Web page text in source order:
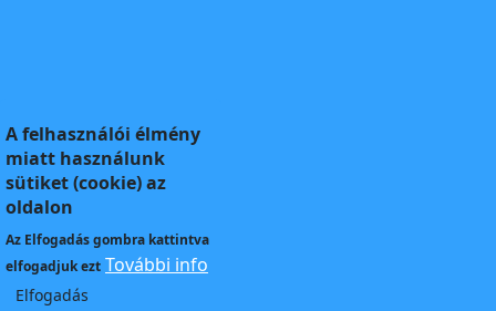
A felhasználói élmény
miatt használunk
sütiket (cookie) az
oldalon
Az Elfogadásgombra kattintva
elfogadjuk ezt További info
Elfogadás